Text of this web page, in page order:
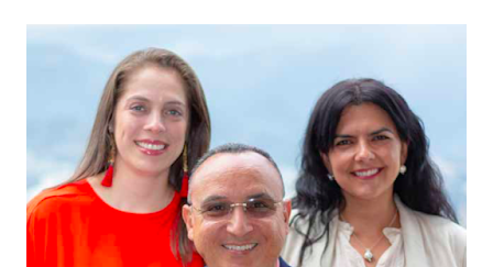
pro
gra
ma